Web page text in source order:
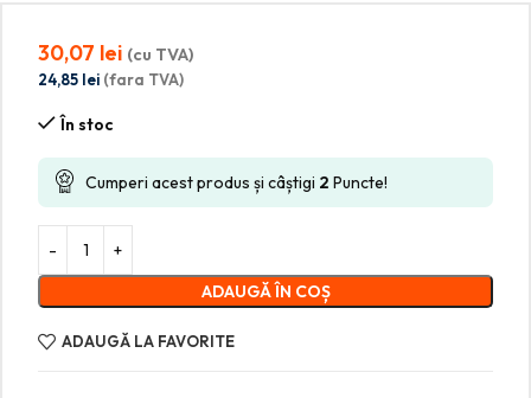
30,07 lei (cu TVA)
24,85 lei (fara TVA)
În stoc
Cumperi acest produs și câștigi 2 Puncte!
ADAUGĂ ÎN COȘ
ADAUGĂ LA FAVORITE